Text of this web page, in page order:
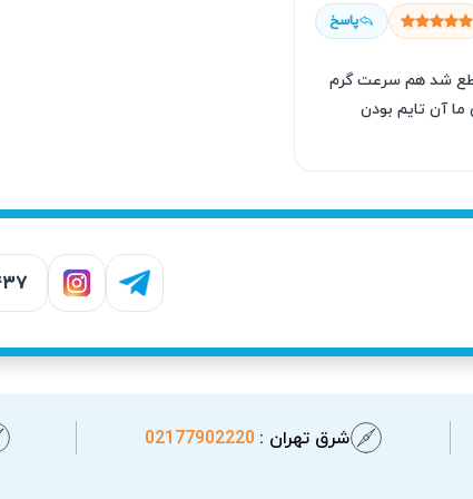
اختلال در عملکرد خود نشان می‌دهد. توجه به این علائم
هر یک از نشانه‌های زیر را در
مشاهده کردید،
پاسخ
شد هم سرعت گرم
آن تایم بودن
شرق تهران : 02177902220